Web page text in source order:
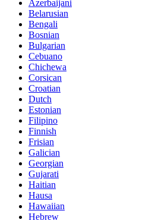
Azerbaijani
Belarusian
Bengali
Bosnian
Bulgarian
Cebuano
Chichewa
Corsican
Croatian
Dutch
Estonian
Filipino
Finnish
Frisian
Galician
Georgian
Gujarati
Haitian
Hausa
Hawaiian
Hebrew